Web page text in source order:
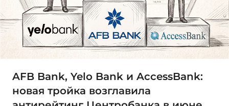
AFB Bank, Yelo Bank и AccessBank:
новая тройка возглавила